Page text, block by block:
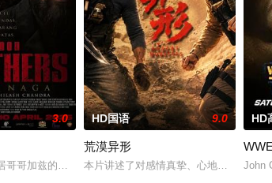
证据以洗清自身冤屈的过程中，他与年少时的旧爱重逢
3.0
哥哥加兹的建议下，成为黑帮大佬麾下的一名保镖。一
HD国语 9.0
荒漠异形
本片讲述了对感情真挚、心地善良的沈
HD
John